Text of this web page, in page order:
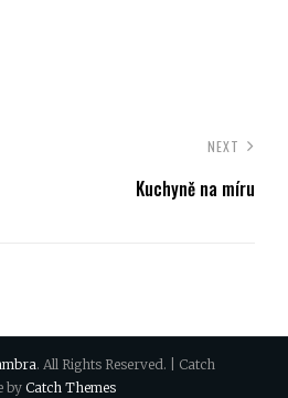
NEXT
Kuchyně na míru
. All Rights Reserved. | Catch
by Catch Themes